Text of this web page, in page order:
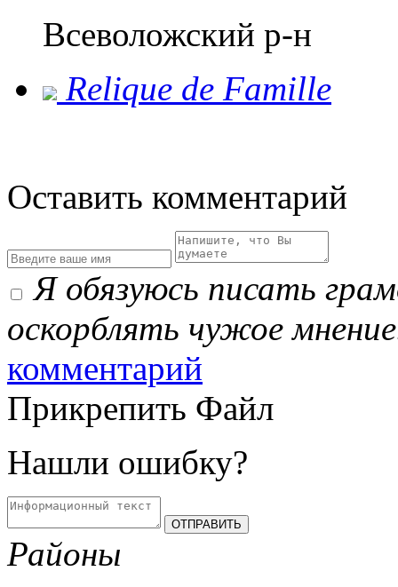
Всеволожский р-н
Relique de Famillе
Оставить комментарий
Я обязуюсь писать
оскорблять чужое
комментарий
Прикрепить Файл
Нашли ошибку?
Районы